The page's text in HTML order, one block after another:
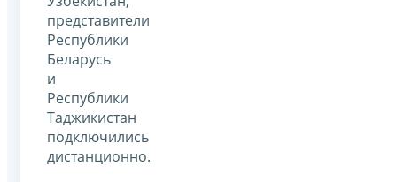
представители
Республики
Беларусь
и
Республики
Таджикистан
подключились
дистанционно.